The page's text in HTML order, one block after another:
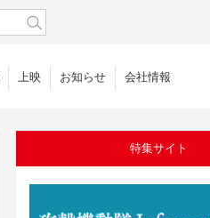
上映 お知らせ 会社情報
特集サイト